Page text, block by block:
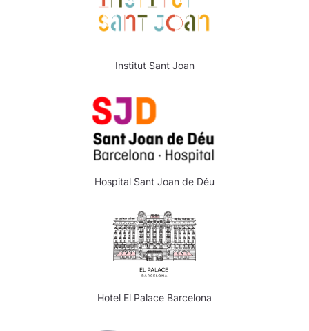
Institut Sant Joan
Hospital Sant Joan de Déu
Hotel El Palace Barcelona